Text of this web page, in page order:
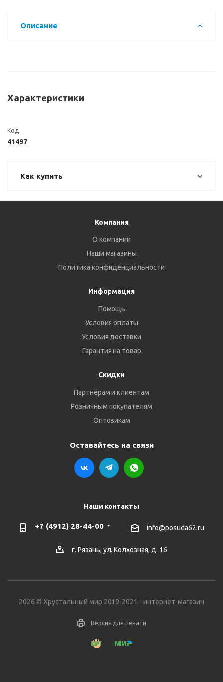
Описание
Характеристики
Код
41497
Как купить
Компания
О компании
Наши магазины
Политика конфиденциальности
Информация
Помощь
Условия оплаты
Условия доставки
Гарантия на товар
Скидки
Партнёрам и клиентам
Розничным покупателям
Оптовикам
Оставайтесь на связи
Наши контакты
+7 (4912) 28-44-00 info@posuda62.ru
г. Рязань, ул. Колхозная, д. 16
2026 © Хрустальный мир 2019-2021 - интернет-магазин
Версия для печати